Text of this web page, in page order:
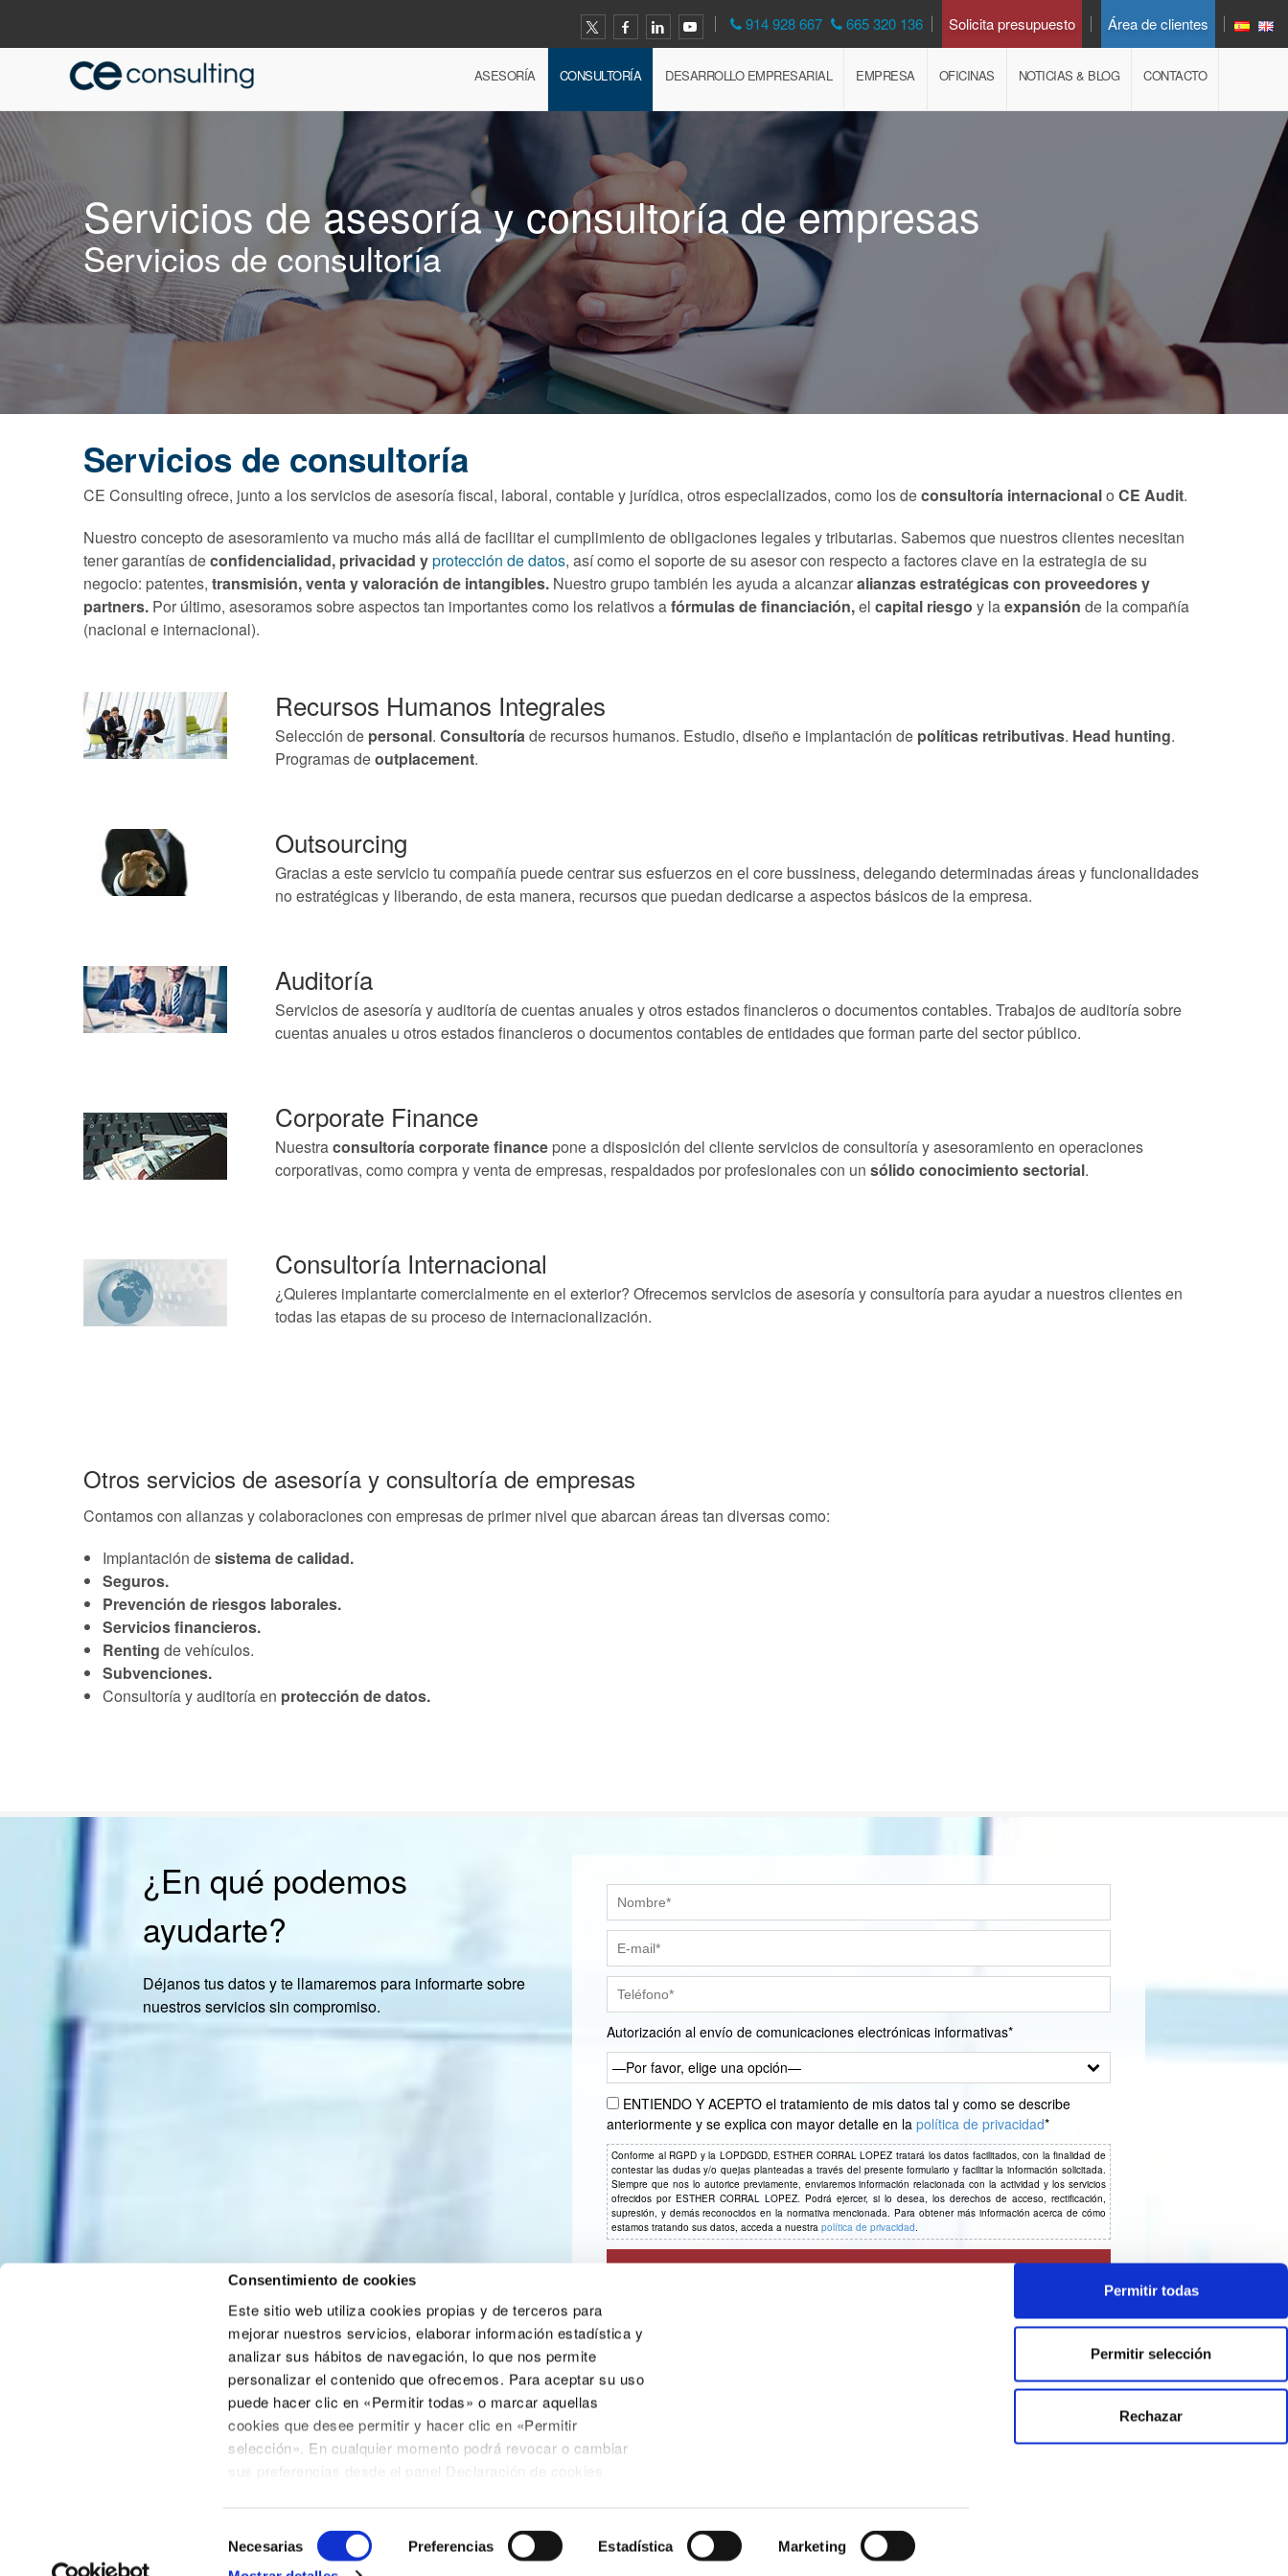
Consentimiento de cookies
Este sitio web utiliza cookies propias y de terceros para
mejorar nuestros servicios, elaborar información estadística y
analizar sus hábitos de navegación, lo que nos permite
personalizar el contenido que ofrecemos. Para aceptar su uso
puede hacer clic en «Permitir todas» o marcar aquellas
cookies que desee permitir y hacer clic en «Permitir
selección». En cualquier momento podrá revocar o cambiar
sus preferencias desde el panel Declaración de cookies
Tenga en cuenta que algunas características de los contenidos
de la web solo están disponibles si permite la aceptación de
de
Necesarias Preferencias Estadística
Marketing
Permitir todas
Permitir selección
Rechazar
914 928 667 665 320 136 Solicita presupuesto Área de clientes
ASESORÍA CONSULTORÍA DESARROLLO EMPRESARIAL EMPRESA OFICINAS NOTICIAS & BLOG CONTACTO
Servicios de asesoría y consultoría de empresas
Servicios de consultoría
Servicios de consultoría
CE Consulting ofrece, junto a los servicios de asesoría fiscal, laboral, contable y jurídica, otros especializados, como los deconsultoría internacionalo CE Audit.
Nuestro concepto de asesoramiento va mucho más allá de facilitar el cumplimiento de obligaciones legales y tributarias. Sabemos que nuestros clientes necesitan
tener garantías deconfidencialidad, privacidad yprotección de datos, así como el soporte de su asesor con respecto a factores clave en la estrategia de su
negocio: patentes, transmisión, venta y valoración de intangibles. Nuestro grupo también les ayuda a alcanzaralianzas estratégicas con proveedores y
partners. Por último, asesoramos sobre aspectos tan importantes como los relativos afórmulas de financiación,el capital riesgo y laexpansión de la compañía
(nacional e internacional).
Recursos Humanos Integrales
Selección de personal. Consultoríade recursos humanos. Estudio, diseño e implantación de políticas retributivas. Head hunting.
Programas deoutplacement.
Outsourcing
Gracias a este servicio tu compañía puede centrar sus esfuerzos en el core bussiness, delegando determinadas áreas y funcionalidades
no estratégicas y liberando, de esta manera, recursos que puedan dedicarse a aspectos básicos de la empresa.
Auditoría
Servicios de asesoría y auditoría de cuentas anuales y otros estados financieros o documentos contables. Trabajos de auditoría sobre
cuentas anuales u otros estados financieros o documentos contables de entidades que forman parte del sector público.
Corporate Finance
Nuestraconsultoría corporate finance pone a disposición del cliente servicios de consultoría y asesoramiento en operaciones
corporativas, como compra y venta de empresas, respaldados por profesionales con un sólido conocimiento sectorial.
Consultoría Internacional
¿Quieres implantarte comercialmente en el exterior? Ofrecemos servicios de asesoría y consultoría para ayudar a nuestros clientes en
todas las etapas de su proceso de internacionalización.
Otros servicios de asesoría y consultoría de empresas
Contamos con alianzas y colaboraciones con empresas de primer nivel que abarcan áreas tan diversas como:
Implantación desistema de calidad.
Seguros.
Prevención de riesgos laborales.
Servicios financieros.
Renting de vehículos.
Subvenciones.
Consultoría y auditoría en protección de datos.
¿En qué podemos
ayudarte?
Déjanos tus datos y te llamaremos para informarte sobre
nuestros servicios sin compromiso.
Autorización al envío de comunicaciones electrónicas informativas*
—Por favor, elige una opción—
ENTIENDO Y ACEPTO el tratamiento de mis datos tal y como se describe
anteriormente y se explica con mayor detalle en lapolítica de privacidad*
Conforme al RGPD y la LOPDGDD, ESTHER CORRAL LOPEZ tratará los datos facilitados, con la finalidad de
contestar las dudas y/o quejas planteadas a través del presente formulario y facilitar la información solicitada.
Siempre que nos lo autorice previamente, enviaremos información relacionada con la actividad y los servicios
ofrecidos por ESTHER CORRAL LOPEZ. Podrá ejercer, si lo desea, los derechos de acceso, rectificación,
supresión, y demás reconocidos en la normativa mencionada. Para obtener más información acerca de cómo
estamos tratando sus datos, acceda a nuestrapolítica de privacidad
CE Consulting Arganda del Rey
C/ Cabo de la Nao, 2 nave 3, Arganda del Rey
(Madrid), 28500
914 928 667 | 665 320 136
© 2026 CE Consulting